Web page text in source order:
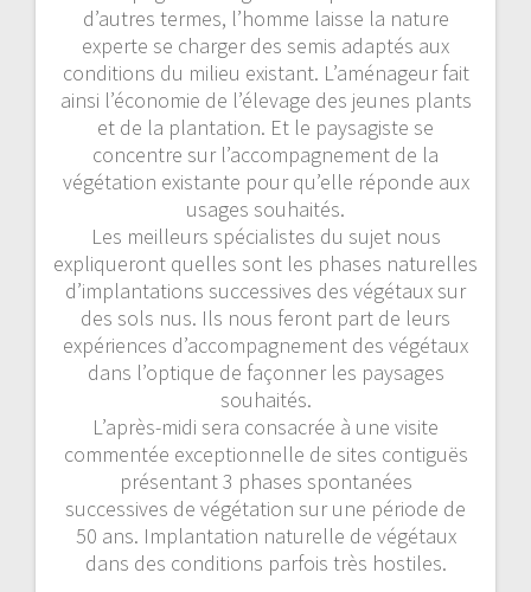
d’autres termes, l’homme laisse la nature
experte se charger des semis adaptés aux
conditions du milieu existant. L’aménageur fait
ainsi l’économie de l’élevage des jeunes plants
et de la plantation. Et le paysagiste se
concentre sur l’accompagnement de la
végétation existante pour qu’elle réponde aux
usages souhaités.
Les meilleurs spécialistes du sujet nous
expliqueront quelles sont les phases naturelles
d’implantations successives des végétaux sur
des sols nus. Ils nous feront part de leurs
expériences d’accompagnement des végétaux
dans l’optique de façonner les paysages
souhaités.
L’après-midi sera consacrée à une visite
commentée exceptionnelle de sites contiguës
présentant 3 phases spontanées
successives de végétation sur une période de
50 ans. Implantation naturelle de végétaux
dans des conditions parfois très hostiles.